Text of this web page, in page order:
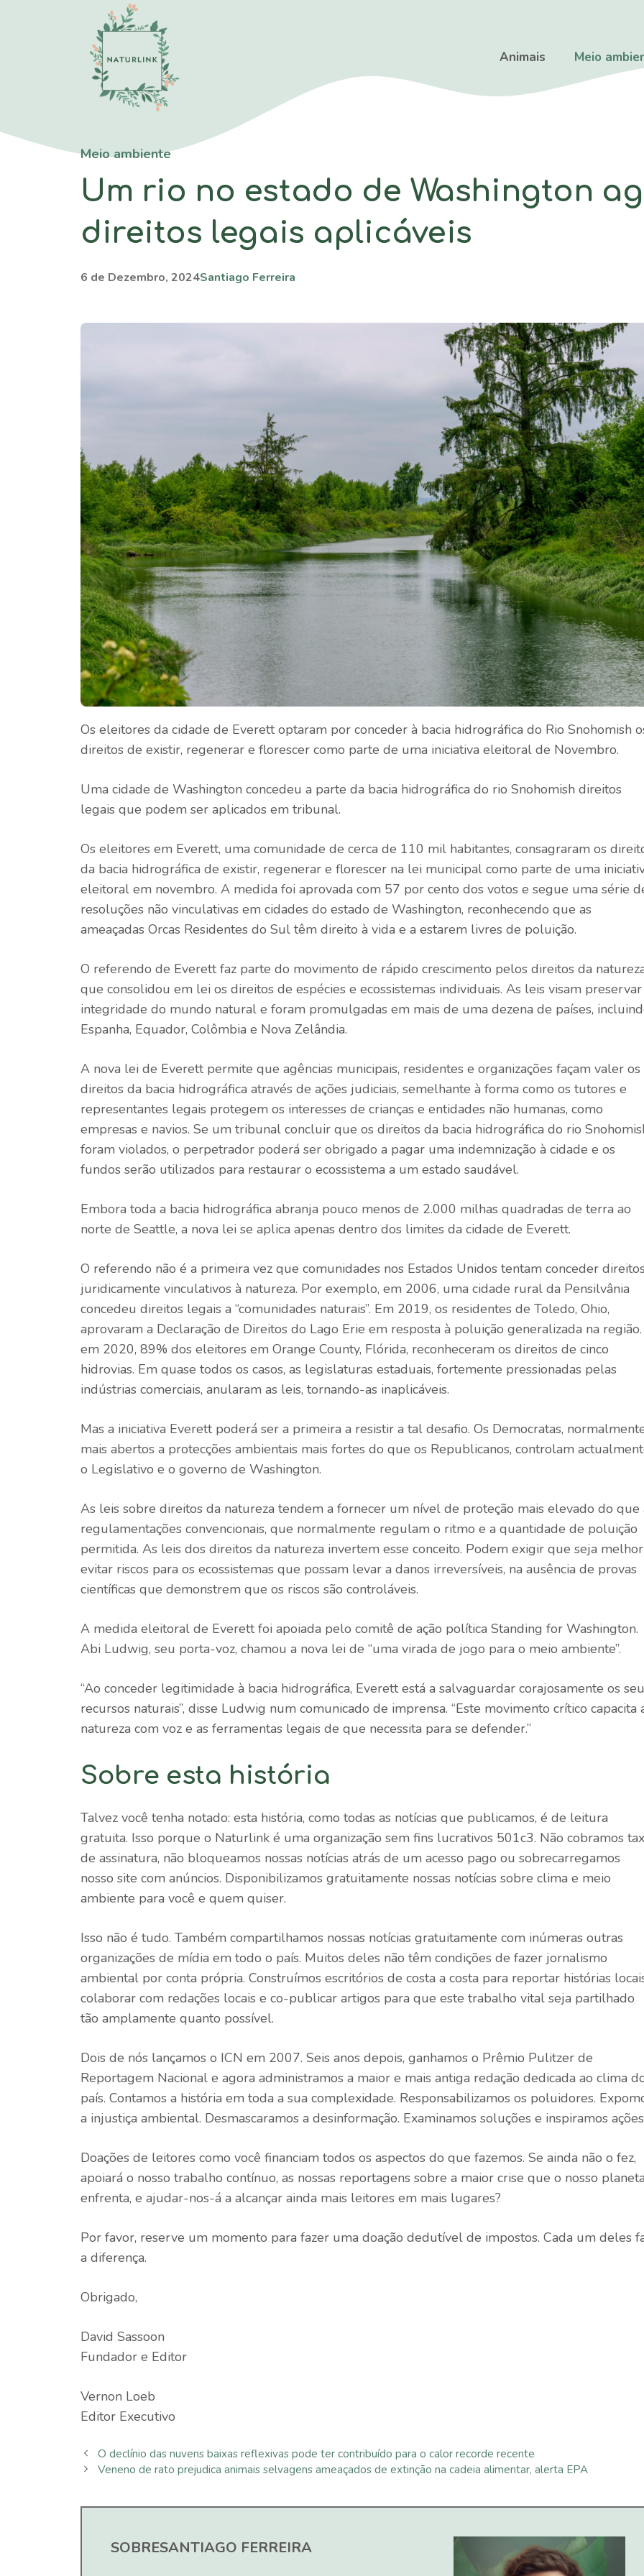
Animais Meio
Meio ambiente
Um rio no estado de Washington
direitos legais aplicáveis
6 de Dezembro, 2024Santiago Ferreira
Os eleitores da cidade de Everett optaram por conceder à bacia hidrográfica do Rio Snohomish
direitos de existir, regenerar e florescer como parte de uma iniciativa eleitoral de Novembro.
Uma cidade de Washington concedeu a parte da bacia hidrográfica do rio Snohomish direitos
legais que podem ser aplicados em tribunal.
Os eleitores em Everett, uma comunidade de cerca de 110 mil habitantes, consagraram os
da bacia hidrográfica de existir, regenerar e florescer na lei municipal como parte de uma
eleitoral em novembro. A medida foi aprovada com 57 por cento dos votos e segue uma série
resoluções não vinculativas em cidades do estado de Washington, reconhecendo que as
ameaçadas Orcas Residentes do Sul têm direito à vida e a estarem livres de poluição.
O referendo de Everett faz parte do movimento de rápido crescimento pelos direitos da
que consolidou em lei os direitos de espécies e ecossistemas individuais. As leis visam
integridade do mundo natural e foram promulgadas em mais de uma dezena de países,
Espanha, Equador, Colômbia e Nova Zelândia.
A nova lei de Everett permite que agências municipais, residentes e organizações façam valer os
direitos da bacia hidrográfica através de ações judiciais, semelhante à forma como os tutores e
representantes legais protegem os interesses de crianças e entidades não humanas, como
empresas e navios. Se um tribunal concluir que os direitos da bacia hidrográfica do rio
foram violados, o perpetrador poderá ser obrigado a pagar uma indemnização à cidade e os
fundos serão utilizados para restaurar o ecossistema a um estado saudável.
Embora toda a bacia hidrográfica abranja pouco menos de 2.000 milhas quadradas de terra ao
norte de Seattle, a nova lei se aplica apenas dentro dos limites da cidade de Everett.
O referendo não é a primeira vez que comunidades nos Estados Unidos tentam conceder
juridicamente vinculativos à natureza. Por exemplo, em 2006, uma cidade rural da Pensilvânia
concedeu direitos legais a “comunidades naturais”. Em 2019, os residentes de Toledo, Ohio,
aprovaram a Declaração de Direitos do Lago Erie em resposta à poluição generalizada na região.
em 2020, 89% dos eleitores em Orange County, Flórida, reconheceram os direitos de cinco
hidrovias. Em quase todos os casos, as legislaturas estaduais, fortemente pressionadas pelas
indústrias comerciais, anularam as leis, tornando-as inaplicáveis.
Mas a iniciativa Everett poderá ser a primeira a resistir a tal desafio. Os Democratas,
mais abertos a protecções ambientais mais fortes do que os Republicanos, controlam
o Legislativo e o governo de Washington.
As leis sobre direitos da natureza tendem a fornecer um nível de proteção mais elevado do que
regulamentações convencionais, que normalmente regulam o ritmo e a quantidade de poluição
permitida. As leis dos direitos da natureza invertem esse conceito. Podem exigir que seja melhor
evitar riscos para os ecossistemas que possam levar a danos irreversíveis, na ausência de provas
científicas que demonstrem que os riscos são controláveis.
A medida eleitoral de Everett foi apoiada pelo comitê de ação política Standing for Washington.
Abi Ludwig, seu porta-voz, chamou a nova lei de “uma virada de jogo para o meio ambiente”.
“Ao conceder legitimidade à bacia hidrográfica, Everett está a salvaguardar corajosamente os
recursos naturais”, disse Ludwig num comunicado de imprensa. “Este movimento crítico capacita
natureza com voz e as ferramentas legais de que necessita para se defender.”
Sobre esta história
Talvez você tenha notado: esta história, como todas as notícias que publicamos, é de leitura
gratuita. Isso porque o Naturlink é uma organização sem fins lucrativos 501c3. Não cobramos
de assinatura, não bloqueamos nossas notícias atrás de um acesso pago ou sobrecarregamos
nosso site com anúncios. Disponibilizamos gratuitamente nossas notícias sobre clima e meio
ambiente para você e quem quiser.
Isso não é tudo. Também compartilhamos nossas notícias gratuitamente com inúmeras outras
organizações de mídia em todo o país. Muitos deles não têm condições de fazer jornalismo
ambiental por conta própria. Construímos escritórios de costa a costa para reportar histórias
colaborar com redações locais e co-publicar artigos para que este trabalho vital seja partilhado
tão amplamente quanto possível.
Dois de nós lançamos o ICN em 2007. Seis anos depois, ganhamos o Prêmio Pulitzer de
Reportagem Nacional e agora administramos a maior e mais antiga redação dedicada ao clima
país. Contamos a história em toda a sua complexidade. Responsabilizamos os poluidores.
a injustiça ambiental. Desmascaramos a desinformação. Examinamos soluções e inspiramos
Doações de leitores como você financiam todos os aspectos do que fazemos. Se ainda não o fez,
apoiará o nosso trabalho contínuo, as nossas reportagens sobre a maior crise que o nosso
enfrenta, e ajudar-nos-á a alcançar ainda mais leitores em mais lugares?
Por favor, reserve um momento para fazer uma doação dedutível de impostos. Cada um deles
a diferença.
Obrigado,
David Sassoon
Fundador e Editor
Vernon Loeb
Editor Executivo
O declínio das nuvens baixas reflexivas pode ter contribuído para o calor recorde recente
Veneno de rato prejudica animais selvagens ameaçados de extinção na cadeia alimentar, alerta EPA
SOBRESANTIAGO FERREIRA